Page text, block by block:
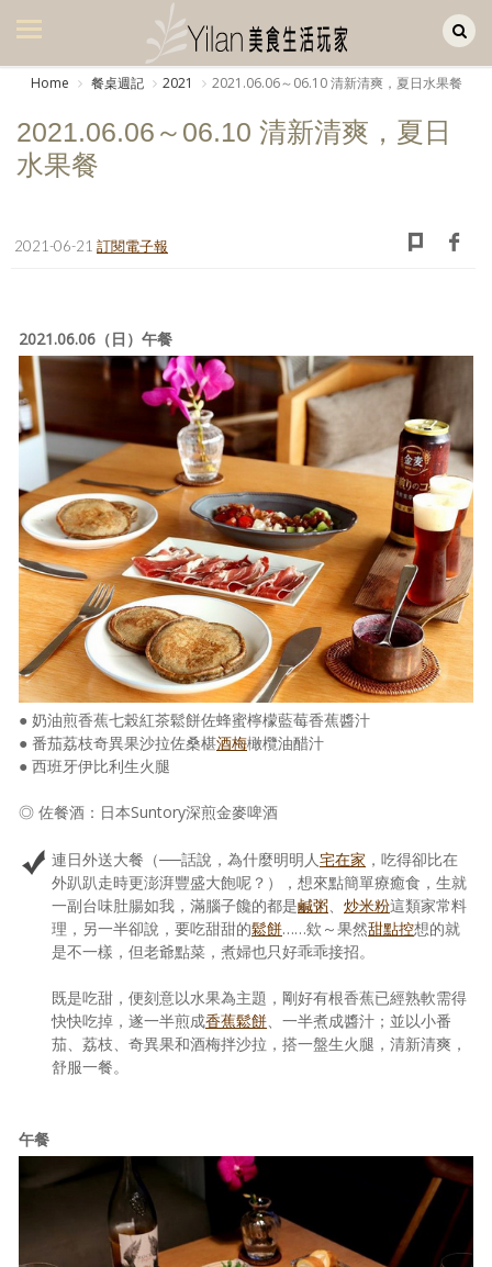
美食集
廚房集
旅遊美食集
書房集
日記簿
餐桌週記
享樂隨手拍
照相簿
影音區
創意出版服務
歷史區
關於Yilan
個人著作
合作與代言
訂閱電子報
Home 餐桌週記 2021 2021.06.06～06.10 清新清爽，夏日水果餐
2021.06.06～06.10 清新清爽，夏日
水果餐
2021-06-21 訂閱電子報
2021.06.06（日）午餐
● 奶油煎香蕉七榖紅茶鬆餅佐蜂蜜檸檬藍莓香蕉醬汁
● 番茄荔枝奇異果沙拉佐桑椹酒梅橄欖油醋汁
● 西班牙伊比利生火腿
◎ 佐餐酒：日本Suntory深煎金麥啤酒
連日外送大餐（──話說，為什麼明明人宅在家 ，吃得卻比在
外趴趴走時更澎湃豐盛大飽呢？），想來點簡單療癒食，生就
一副台味肚腸如我，滿腦子饞的都是鹹粥、 炒米粉這類家常料
理，另一半卻說，要吃甜甜的鬆餅……欸～果然甜點控想的就
是不一樣，但老爺點菜，煮婦也只好乖乖接招。
既是吃甜，便刻意以水果為主題，剛好有根香蕉已經熟軟需得
快快吃掉，遂一半煎成香蕉鬆餅、一半煮成醬汁；並以小番
茄、荔枝、奇異果和酒梅拌沙拉，搭一盤生火腿，清新清爽，
舒服一餐。
午餐